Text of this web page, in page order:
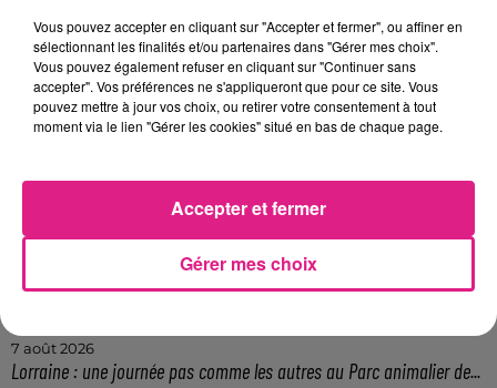
FIL ACTUS
7 août 2026
Lorraine : une journée pas comme les autres au Parc animalier de...
Vous pouvez accepter en cliquant sur "Accepter et fermer", ou affiner en
sélectionnant les finalités et/ou partenaires dans "Gérer mes choix".
Vous pouvez également refuser en cliquant sur "Continuer sans
accepter". Vos préférences ne s'appliqueront que pour ce site. Vous
pouvez mettre à jour vos choix, ou retirer votre consentement à tout
moment via le lien "Gérer les cookies" situé en bas de chaque page.
Gérer mes choix
Accepter et fermer